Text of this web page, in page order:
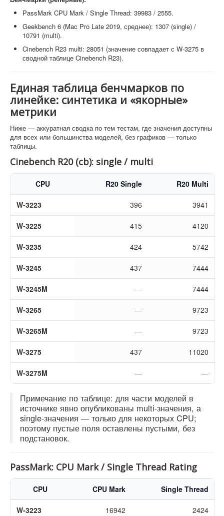
PassMark CPU Mark / Single Thread: 39983 / 2555.
Geekbench 6 (Mac Pro Late 2019, среднее): 1307 (single) /
10791 (multi).
Cinebench R23 multi: 28051 (значение совпадает с W-3275 в
сводной таблице Cinebench R23).
Единая таблица бенчмарков по
линейке: синтетика и «якорные»
метрики
Ниже — аккуратная сводка по тем тестам, где значения доступны
для всех или большинства моделей, без графиков — только
таблицы.
Cinebench R20 (cb): single / multi
CPU R20 Single R20 Multi
W-3223 396 3941
W-3225 415 4120
W-3235 424 5742
W-3245 437 7444
W-3245M — 7444
W-3265 — 9723
W-3265M — 9723
W-3275 437 11020
W-3275M — —
Примечание по таблице: для части моделей в
источнике явно опубликованы multi-значения, а
single-значения — только для некоторых CPU;
поэтому пустые поля оставлены пустыми, без
подстановок.
PassMark: CPU Mark / Single Thread Rating
CPU CPU Mark Single Thread
W-3223 16942 2424